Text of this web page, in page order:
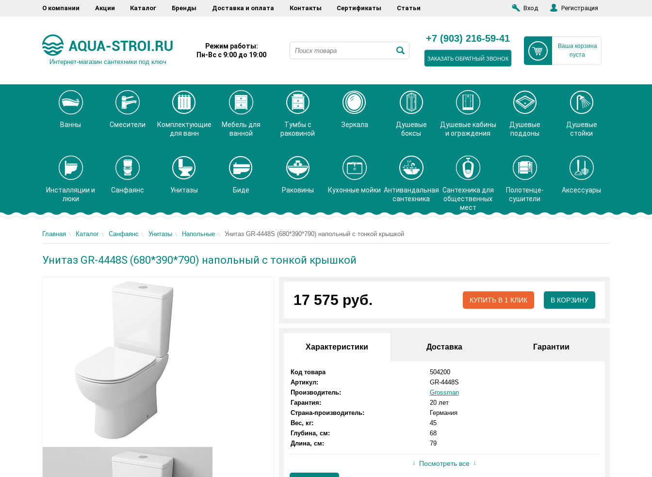
О компании Акции Каталог Бренды Доставка и оплата Контакты Сертификаты Статьи Вход Регистрация
Интернет-магазин сантехники под ключ
Режим работы:
Пн-Вс с 9:00 до 19:00
+7 (903) 216-59-41
ЗАКАЗАТЬ ОБРАТНЫЙ ЗВОНОК
Ваша корзина
пуста
Ванны Смесители
Комплектующие
для ванн
Мебель для
ванной
Тумбы с
раковиной
Зеркала
Душевые
боксы
Душевые кабины
и ограждения
Душевые
поддоны
Душевые
стойки
Инсталляции и
люки
Санфаянс Унитазы Биде Раковины Кухонные мойки Антивандальная
сантехника
Сантехника для
общественных
мест
Полотенце-
сушители
Аксессуары
Главная Каталог Санфаянс Унитазы Напольные Унитаз GR-4448S (680*390*790) напольный с тонкой крышкой
Унитаз GR-4448S (680*390*790) напольный с тонкой крышкой
17 575 руб. КУПИТЬ В 1 КЛИК В КОРЗИНУ
Характеристики Доставка Гарантии
Код товара
504200
Артикул:
GR-4448S
Производитель:
Grossman
Гарантия:
20 лет
Страна-производитель:
Германия
Вес, кг:
45
Глубина, см:
68
Длина, см:
79
Посмотреть все